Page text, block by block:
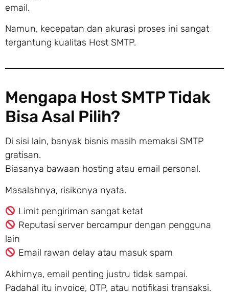
email.
Namun, kecepatan dan akurasi proses ini sangat
tergantung kualitas Host SMTP.
Mengapa Host SMTP Tidak
Bisa Asal Pilih?
Di sisi lain, banyak bisnis masih memakai SMTP
gratisan.
Biasanya bawaan hosting atau email personal.
Masalahnya, risikonya nyata.
Limit pengiriman sangat ketat
Reputasi server bercampur dengan pengguna
lain
Email rawan delay atau masuk spam
Akhirnya, email penting justru tidak sampai.
Padahal itu invoice, OTP, atau notifikasi transaksi.